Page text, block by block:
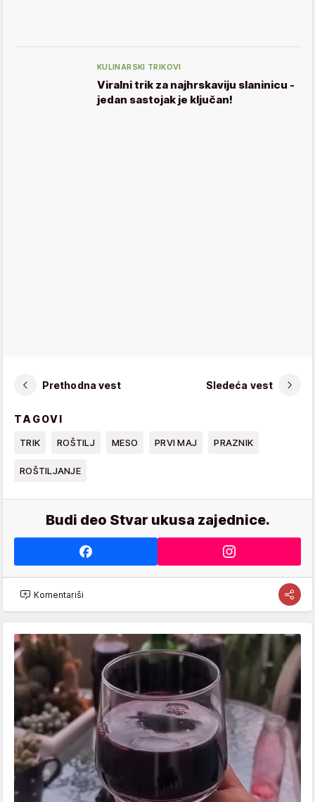
KULINARSKI TRIKOVI
Viralni trik za najhrskaviju slaninicu -
jedan sastojak je ključan!
Prethodna vest Sledeća vest
TAGOVI
TRIK ROŠTILJ MESO PRVI MAJ PRAZNIK
ROŠTILJANJE
Budi deo Stvar ukusa zajednice.
Komentariši